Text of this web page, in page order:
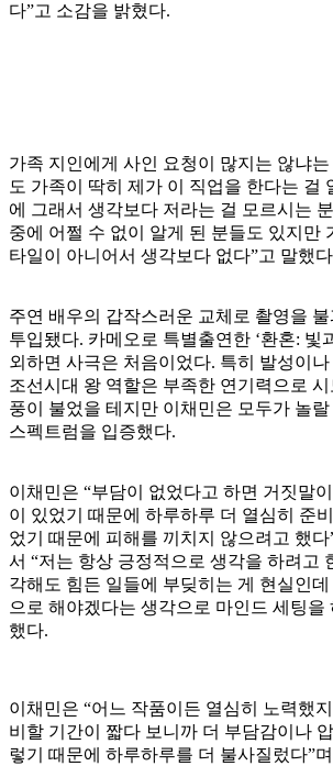
다”고 소감을 밝혔다.
가족 지인에게 사인 요청이 많지는 않냐
도 가족이 딱히 제가 이 직업을 한다는 걸
에 그래서 생각보다 저라는 걸 모르시는
중에 어쩔 수 없이 알게 된 분들도 있지만
타일이 아니어서 생각보다 없다”고 말했
주연 배우의 갑작스러운 교체로 촬영을
투입됐다. 카메오로 특별출연한 ‘환혼: 빛
외하면 사극은 처음이었다. 특히 발성이
조선시대 왕 역할은 부족한 연기력으로
풍이 불었을 테지만 이채민은 모두가 놀랄
스펙트럼을 입증했다.
이채민은 “부담이 없었다고 하면 거짓말
이 있었기 때문에 하루하루 더 열심히 준
었기 때문에 피해를 끼치지 않으려고 했다
서 “저는 항상 긍정적으로 생각을 하려고
각해도 힘든 일들에 부딪히는 게 현실인
으로 해야겠다는 생각으로 마인드 세팅을
했다.
이채민은 “어느 작품이든 열심히 노력했
비할 기간이 짧다 보니까 더 부담감이나
렇기 때문에 하루하루를 더 불사질렀다”